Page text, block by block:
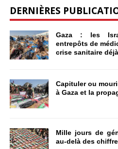
DERNIÈRES
Gaza : les
entrepôts de
crise sanitaire
Capituler ou
à Gaza et la
Mille jours de
au-delà des